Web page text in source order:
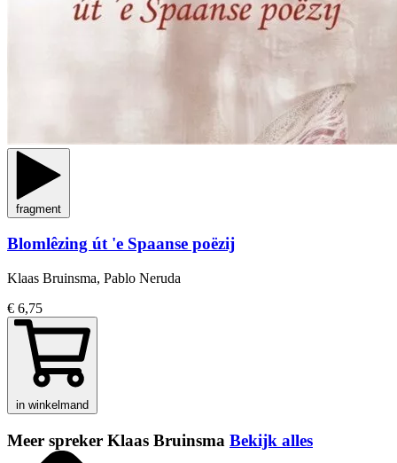
fragment
Blomlêzing út 'e Spaanse poëzij
Klaas Bruinsma, Pablo Neruda
€ 6,75
in winkelmand
Meer spreker Klaas Bruinsma Bekijk alles